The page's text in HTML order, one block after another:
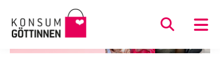
zum
Inhalt